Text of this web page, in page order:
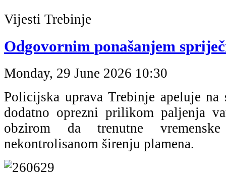
Vijesti Trebinje
Odgovornim ponašanjem
Monday, 29 June 2026 10:30
Policijska uprava Trebinje apeluje na
dodatno oprezni prilikom paljenja
obzirom da trenutne
nekontrolisanom širenju plamena.